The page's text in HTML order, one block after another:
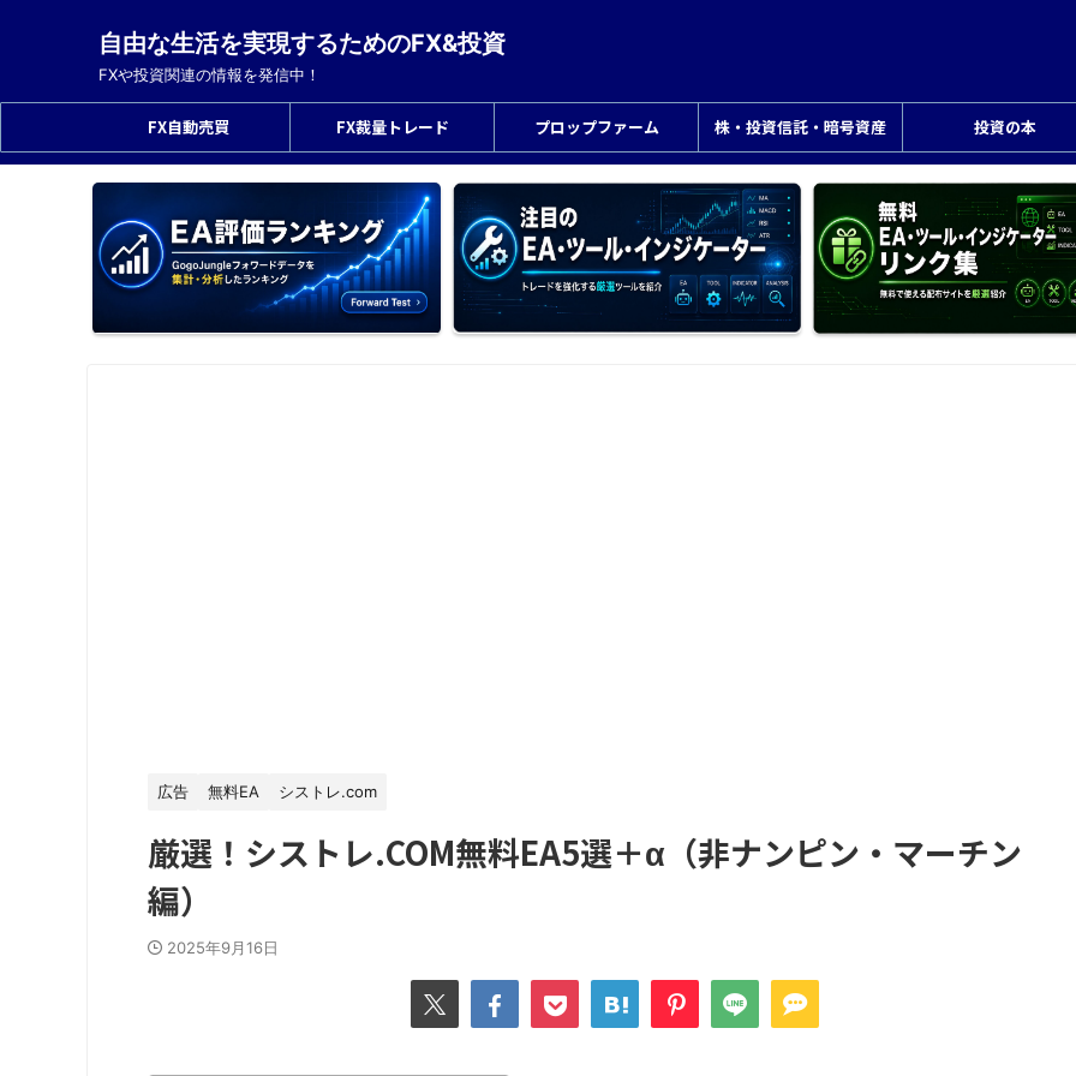
自由な生活を実現するためのFX&投資
FXや投資関連の情報を発信中！
FX自動売買 FX裁量トレード プロップファーム 株・投資信託・暗号資産 投資の本
広告 無料EA シストレ.com
厳選！シストレ.COM無料EA5選＋α（非ナンピン・マーチン
編）
2025年9月16日